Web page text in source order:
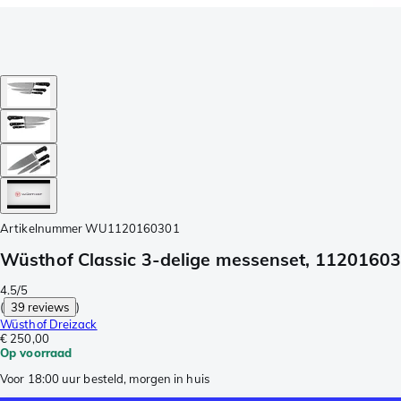
Artikelnummer WU1120160301
Wüsthof Classic 3-delige messenset,
4.5/5
( 39 reviews )
Wüsthof Dreizack
€ 250,00
Op voorraad
Voor 18:00 uur besteld, morgen in huis